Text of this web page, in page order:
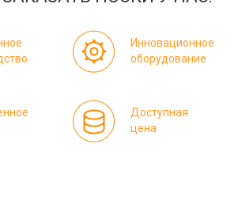
Инновационное
оборудование
Доступная
цена